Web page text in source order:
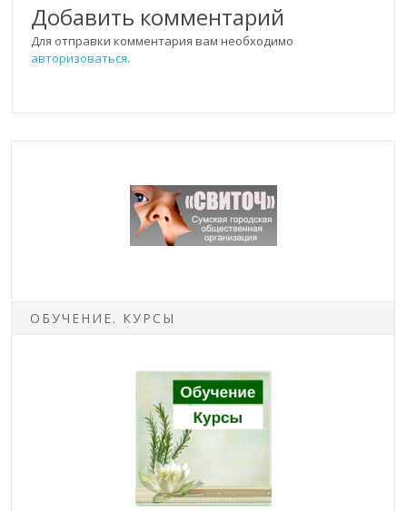
Добавить комментарий
Для отправки комментария вам необходимо
авторизоваться.
ОБУЧЕНИЕ. КУРСЫ